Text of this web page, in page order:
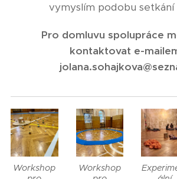
vymyslím podobu setkání
Pro domluvu spolupráce
kontaktovat e-
Workshop
Workshop